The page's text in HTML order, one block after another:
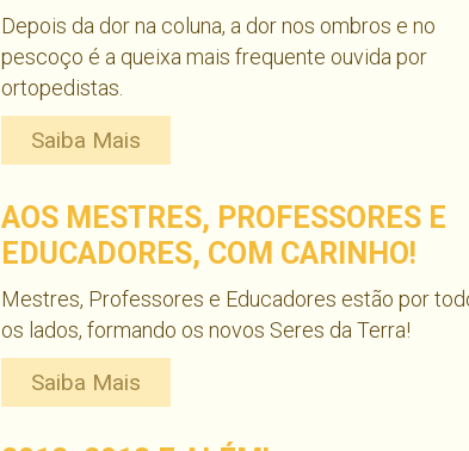
Depois da dor na coluna, a dor nos ombros e no
pescoço é a queixa mais frequente ouvida por
ortopedistas.
Saiba Mais
AOS MESTRES, PROFESSORES E
EDUCADORES, COM CARINHO!
Mestres, Professores e Educadores estão por
os lados, formando os novos Seres da Terra!
Saiba Mais